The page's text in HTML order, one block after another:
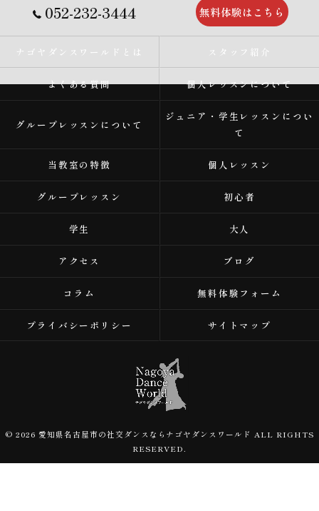
052-232-3444 無料体験はこちら
ナゴヤダンスワールドとは スタッフ紹介
よくある質問 個人レッスンについて
グループレッスンについて
ジュニア・学生レッスンについ
て
当教室の特徴 個人レッスン
グループレッスン 初心者
学生 大人
アクセス ブログ
コラム 無料体験フォーム
プライバシーポリシー サイトマップ
© 2026 愛知県名古屋市の社交ダンスならナゴヤダンスワールド ALL RIGHTS
RESERVED.